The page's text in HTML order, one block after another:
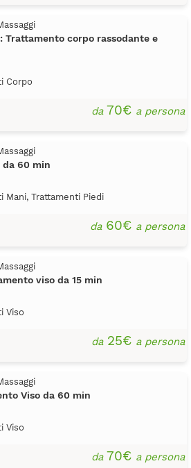
Trattamento corpo rassodante e
Corpo
da70€ a persona
60 min
Mani, Trattamenti Piedi
da60€ a persona
viso da 15 min
Viso
da25€ a persona
Viso da 60 min
Viso
da70€ a persona